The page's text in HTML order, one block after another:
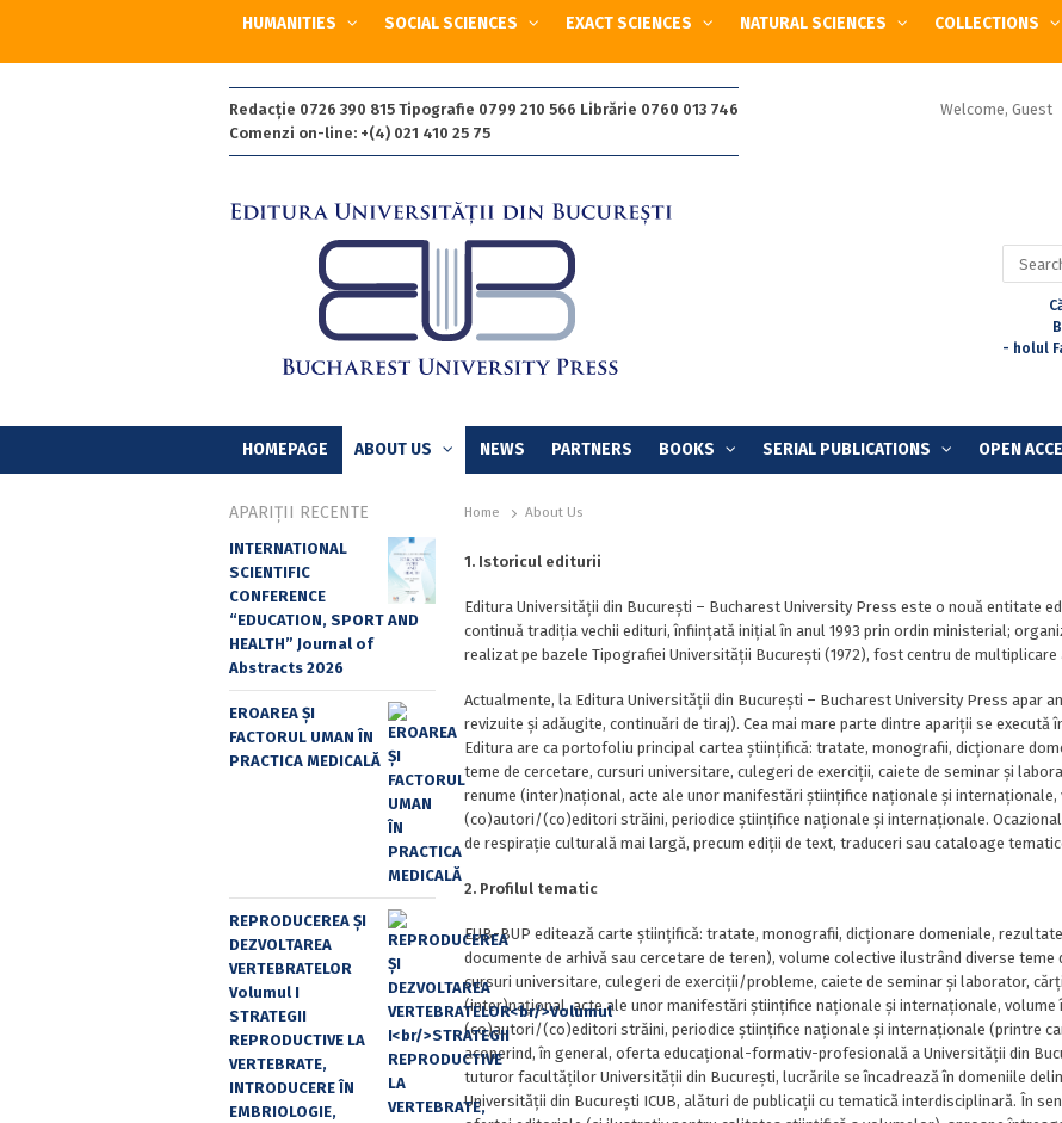
HUMANITIES SOCIAL SCIENCES EXACT SCIENCES NATURAL SCIENCES COLLECTIONS
Redacție 0726 390 815 Tipografie 0799 210 566 Librărie 0760 013 746
Comenzi on-line: +(4) 021 410 25 75
Welcome, Guest
Search
for:
- holul
HOMEPAGE ABOUT US NEWS PARTNERS BOOKS SERIAL PUBLICATIONS OPEN
Home About Us
1. Istoricul editurii
Editura Universității din București – Bucharest University Press este o nouă entitate
continuă tradiția vechii edituri, înființată inițial în anul 1993 prin ordin ministerial;
realizat pe bazele Tipografiei Universității București (1972), fost centru de multiplicare
Actualmente, la Editura Universității din București – Bucharest University Press apar
revizuite și adăugite, continuări de tiraj). Cea mai mare parte dintre apariții se
Editura are ca portofoliu principal cartea științifică: tratate, monografii, dicționare
teme de cercetare, cursuri universitare, culegeri de exerciții, caiete de seminar și
renume (inter)național, acte ale unor manifestări științifice naționale și internaționale,
(co)autori/(co)editori străini, periodice științifice naționale și internaționale.
de respirație culturală mai largă, precum ediții de text, traduceri sau cataloage
2. Profilul tematic
EUB-BUP editează carte științifică: tratate, monografii, dicționare domeniale,
documente de arhivă sau cercetare de teren), volume colective ilustrând diverse
cursuri universitare, culegeri de exerciții/probleme, caiete de seminar și laborator,
(inter)național, acte ale unor manifestări științifice naționale și internaționale, volume
(co)autori/(co)editori străini, periodice științifice naționale și internaționale (printre
acoperind, în general, oferta educațional-formativ-profesională a Universității din
tuturor facultăților Universității din București, lucrările se încadrează în domeniile
Universității din București ICUB, alături de publicații cu tematică interdisciplinară. În
APARIȚII RECENTE
INTERNATIONAL
SCIENTIFIC
CONFERENCE
“EDUCATION, SPORT AND
HEALTH” Journal of
Abstracts 2026
EROAREA ȘI
FACTORUL UMAN ÎN
PRACTICA MEDICALĂ
REPRODUCEREA ȘI
DEZVOLTAREA
VERTEBRATELOR
Volumul I
STRATEGII
REPRODUCTIVE LA
VERTEBRATE,
INTRODUCERE ÎN
EMBRIOLOGIE,